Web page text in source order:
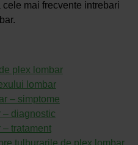
mai frecvente intrebari
plex lombar
lombar
– simptome
– diagnostic
– tratament
tulburarile de plex lombar